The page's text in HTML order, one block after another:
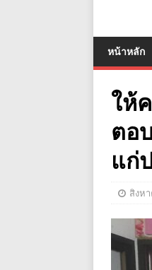
หน้าหลัก
ให้
ตอ
แก่
สิงห